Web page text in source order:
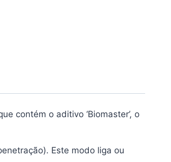
contém o aditivo ‘Biomaster’, o
Este modo liga ou